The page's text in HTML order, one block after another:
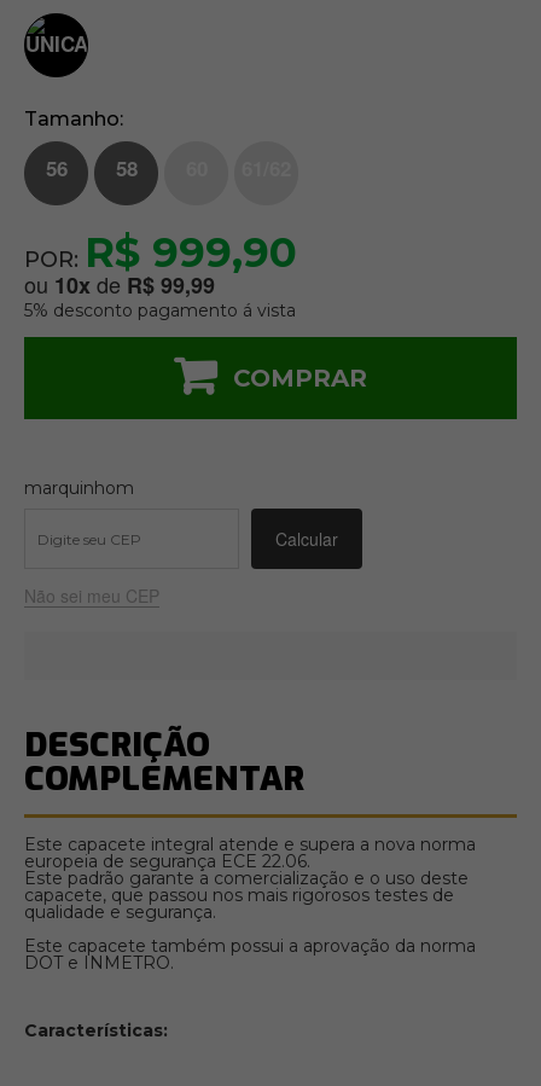
Tamanho
56 58
POR: R$ 999,90
ou 10xde R$ 99,99
5% desconto pagamento á vista
COMPRAR
marquinhom
Não sei meu CEP
DESCRIÇÃO
COMPLEMENTAR
Este capacete integral atende e supera a nova norma
europeia de segurança ECE 22.06.
Este padrão garante a comercialização e o uso deste
capacete, que passou nos mais rigorosos testes de
qualidade e segurança.
Este capacete também possui a aprovação da norma
DOT e INMETRO.
Características: